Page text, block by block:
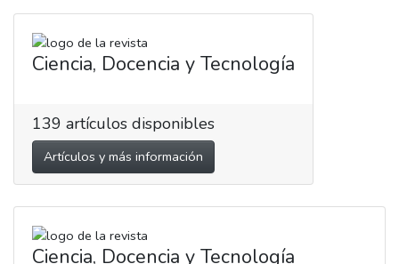
Ciencia, Docencia y Tecnología
139 artículos disponibles
Artículos y más información
Ciencia, Docencia y Tecnología